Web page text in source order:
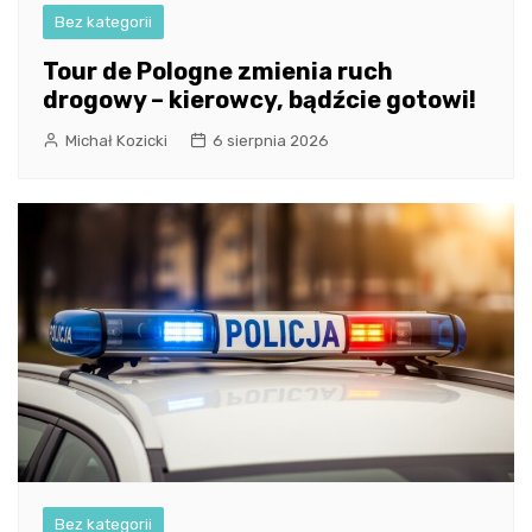
Bez kategorii
Tour de Pologne zmienia ruch
drogowy – kierowcy, bądźcie gotowi!
Michał Kozicki 6 sierpnia 2026
Bez kategorii